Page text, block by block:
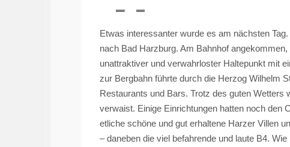
Etwas interessanter wurde es am nächsten
nach Bad Harzburg. Am Bahnhof
unattraktiver und verwahrloster Haltepunkt mit
zur Bergbahn führte durch die Herzog Wilhelm
Restaurants und Bars. Trotz des guten
verwaist. Einige Einrichtungen hatten noch den
etliche schöne und gut erhaltene Harzer Villen
– daneben die viel befahrende und laute B4.